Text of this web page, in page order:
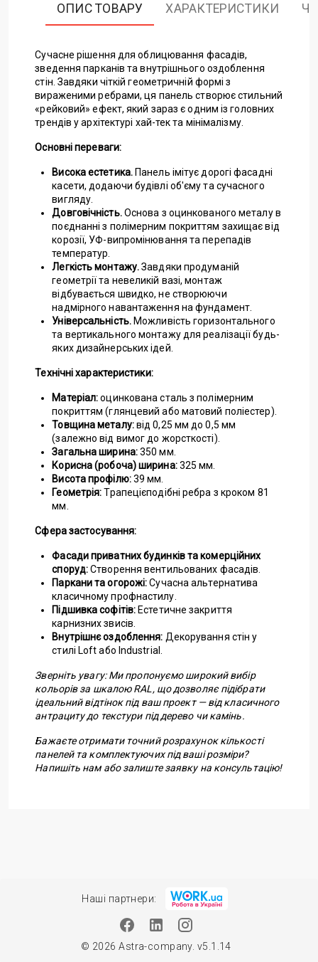
ОПИС ТОВАРУ ХАРАКТЕРИСТИКИ
Сучасне рішення для облицювання фасадів,
зведення парканів та внутрішнього оздоблення
стін. Завдяки чіткій геометричній формі з
вираженими ребрами, ця панель створює стильний
«рейковий» ефект, який зараз є одним із головних
трендів у архітектурі хай-тек та мінімалізму.
Основні переваги:
Висока естетика.Панель імітує дорогі фасадні
касети, додаючи будівлі об'єму та сучасного
вигляду.
Довговічність.Основа з оцинкованого металу в
поєднанні з полімерним покриттям захищає від
корозії, УФ-випромінювання та перепадів
температур.
Легкість монтажу.Завдяки продуманій
геометрії та невеликій вазі, монтаж
відбувається швидко, не створюючи
надмірного навантаження на фундамент.
Універсальність.Можливість горизонтального
та вертикального монтажу для реалізації будь-
яких дизайнерських ідей.
Технічні характеристики:
Матеріал:оцинкована сталь з полімерним
покриттям (глянцевий або матовий поліестер).
Товщина металу:від 0,25 мм до 0,5 мм
(залежно від вимог до жорсткості).
Загальна ширина:350 мм.
Корисна (робоча) ширина:325 мм.
Висота профілю:39 мм.
Геометрія:Трапецієподібні ребра з кроком 81
мм.
Сфера застосування:
Фасади приватних будинків та комерційних
споруд:Створення вентильованих фасадів.
Паркани та огорожі:Сучасна альтернатива
класичному профнастилу.
Підшивка софітів: Естетичне закриття
карнизних звисів.
Внутрішнє оздоблення: Декорування стін у
стилі Loft або Industrial.
Зверніть увагу: Ми пропонуємо широкий вибір
кольорів за шкалою RAL, що дозволяє підібрати
ідеальний відтінок під ваш проект — від класичного
антрациту до текстури під дерево чи камінь.
Бажаєте отримати точний розрахунок кількості
панелей та комплектуючих під ваші розміри?
Напишіть нам або залиште заявку на консультацію!
Наші партнери:
© 2026 Astra-company. v5.1.14